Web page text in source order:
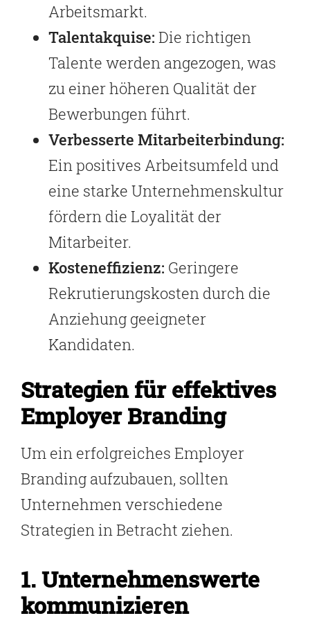
Arbeitsmarkt.
Talentakquise: Die richtigen
Talente werden angezogen, was
zu einer höheren Qualität der
Bewerbungen führt.
Verbesserte Mitarbeiterbindung:
Ein positives Arbeitsumfeld und
eine starke Unternehmenskultur
fördern die Loyalität der
Mitarbeiter.
Kosteneffizienz: Geringere
Rekrutierungskosten durch die
Anziehung geeigneter
Kandidaten.
Strategien für effektives
Employer Branding
Um ein erfolgreiches Employer
Branding aufzubauen, sollten
Unternehmen verschiedene
Strategien in Betracht ziehen.
1. Unternehmenswerte
kommunizieren